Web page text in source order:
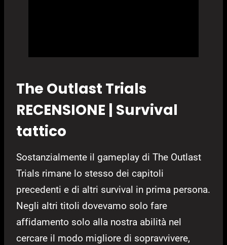
The Outlast Trials
RECENSIONE | Survival
tattico
Sostanzialmente il gameplay di The Outlast
Trials rimane lo stesso dei capitoli
precedenti e di altri survival in prima persona.
Negli altri titoli dovevamo solo fare
affidamento solo alla nostra abilità nel
cercare il modo migliore di sopravvivere,